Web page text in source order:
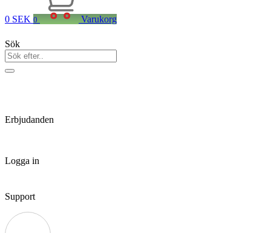
0 SEK 0 Varukorg
Sök
Erbjudanden
Logga in
Support